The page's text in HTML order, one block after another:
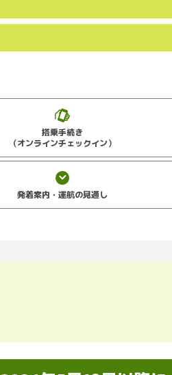
搭乗手続き
（オンラインチェックイン）
発着案内・運航の見通し